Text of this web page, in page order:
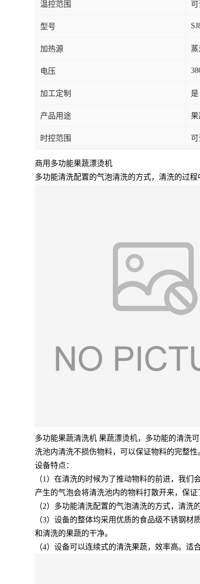
温控范围 可
型号
加热源
电压
加工定制 是
产品用途
时控范围 可
商用多功能果蔬漂烫机
多功能清洗配置的气泡清洗的方式，清洗的过
多功能果蔬清洗机 果蔬漂烫机，多功能的清洗
洗池内清洗不损伤物料，可以保证物料的完整
设备特点：
（1）在清洗的时候为了推动物料的前进，我
产生的气泡会将清洗池内的物料打散开来，保证
（2）多功能清洗配置的气泡清洗的方式，清
（3）设备的整体均采用优质的食品级不锈钢
和清洗的果蔬的干净。
（4）设备可以连续式的清洗果蔬，效率高。适